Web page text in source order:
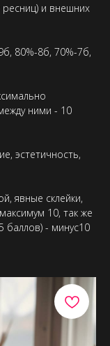
ресниц) и внешних
80%-8б, 70%-7б,
ними - 10
эстетичность,
явные склейки,
10, так же
баллов) - минус10